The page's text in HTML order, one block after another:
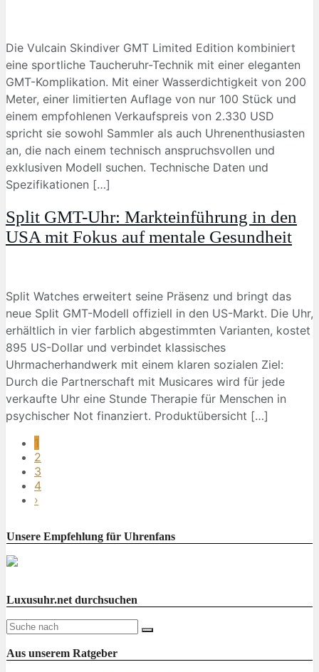
Die Vulcain Skindiver GMT Limited Edition kombiniert
eine sportliche Taucheruhr-Technik mit einer eleganten
GMT-Komplikation. Mit einer Wasserdichtigkeit von 200
Meter, einer limitierten Auflage von nur 100 Stück und
einem empfohlenen Verkaufspreis von 2.330 USD
spricht sie sowohl Sammler als auch Uhrenenthusiasten
an, die nach einem technisch anspruchsvollen und
exklusiven Modell suchen. Technische Daten und
Spezifikationen […]
Split GMT-Uhr: Markteinführung in den
USA mit Fokus auf mentale Gesundheit
Split Watches erweitert seine Präsenz und bringt das
neue Split GMT-Modell offiziell in den US-Markt. Die Uhr,
erhältlich in vier farblich abgestimmten Varianten, kostet
895 US-Dollar und verbindet klassisches
Uhrmacherhandwerk mit einem klaren sozialen Ziel:
Durch die Partnerschaft mit Musicares wird für jede
verkaufte Uhr eine Stunde Therapie für Menschen in
psychischer Not finanziert. Produktübersicht […]
1
2
3
4
›
Unsere Empfehlung für Uhrenfans
Luxusuhr.net durchsuchen
Aus unserem Ratgeber